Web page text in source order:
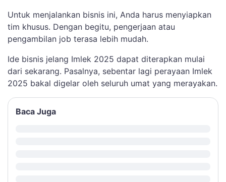
Untuk menjalankan bisnis ini, Anda harus menyiapkan
tim khusus. Dengan begitu, pengerjaan atau
pengambilan job terasa lebih mudah.
Ide bisnis jelang Imlek 2025 dapat diterapkan mulai
dari sekarang. Pasalnya, sebentar lagi perayaan Imlek
2025 bakal digelar oleh seluruh umat yang merayakan.
Baca Juga